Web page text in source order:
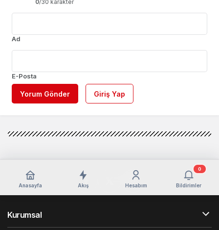
0/30 karakter
Ad
E-Posta
Yorum Gönder Giriş Yap
Anasayfa Akış Hesabım Bildirimler
0
Kurumsal